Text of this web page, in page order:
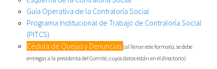
Guía Operativa de la Contraloría Social
Programa Institucional de Trabajo de Contraloría Social
(PITCS)
Cédula de Quejas y Denuncias (al llenar este formato, se debe
entregar a la presidenta del Comité, cuyos datos están en el directorio)